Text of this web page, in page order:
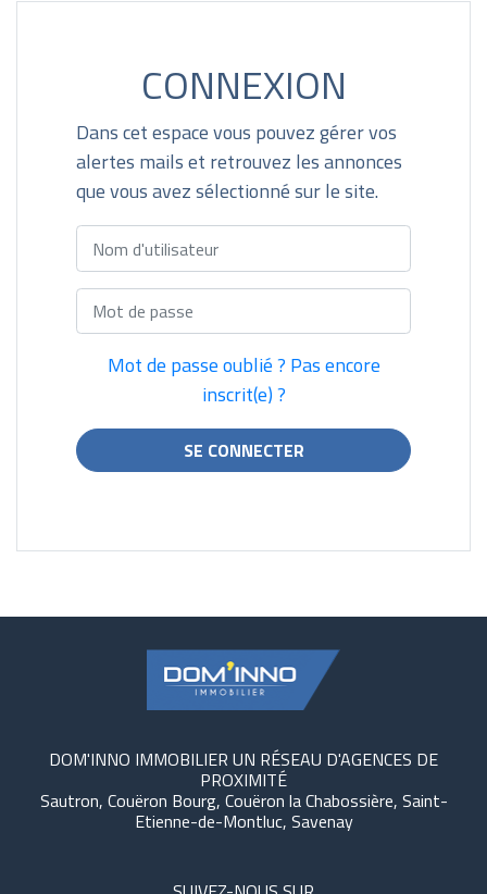
CONNEXION
Dans cet espace vous pouvez gérer vos
alertes mails et retrouvez les annonces
que vous avez sélectionné sur le site.
Mot de passe oublié ? Pas encore
inscrit(e) ?
DOM'INNO IMMOBILIER UN RÉSEAU D'AGENCES DE
PROXIMITÉ
Sautron, Couëron Bourg, Couëron la Chabossière, Saint-
Etienne-de-Montluc, Savenay